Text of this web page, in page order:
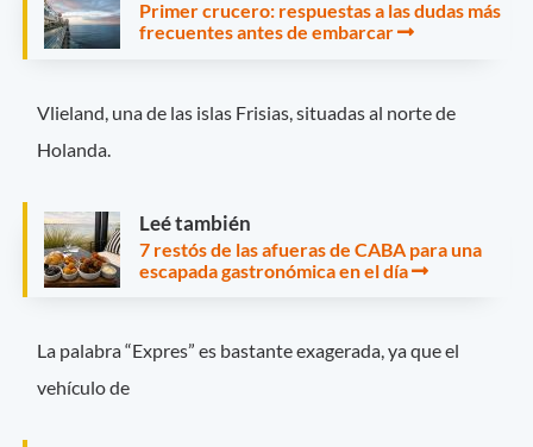
Primer crucero: respuestas a las dudas más
frecuentes antes de embarcar
Vlieland, una de las islas Frisias, situadas al norte de
Holanda.
Leé también
7 restós de las afueras de CABA para una
escapada gastronómica en el día
La palabra “Expres” es bastante exagerada, ya que el
vehículo de